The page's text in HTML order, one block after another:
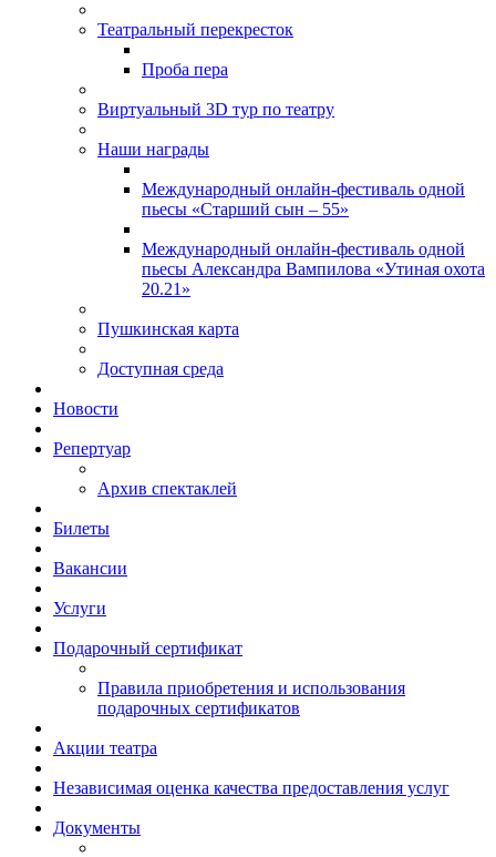
Театральный перекресток
Проба пера
Виртуальный 3D тур по театру
Наши награды
Международный онлайн-фестиваль одной
пьесы «Старший сын – 55»
Международный онлайн-фестиваль одной
пьесы Александра Вампилова «Утиная охота
20.21»
Пушкинская карта
Доступная среда
Новости
Репертуар
Архив спектаклей
Билеты
Вакансии
Услуги
Подарочный сертификат
Правила приобретения и использования
подарочных сертификатов
Акции театра
Независимая оценка качества предоставления услуг
Документы